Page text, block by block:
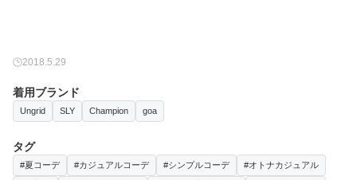
2018.5.29
着用ブランド
Ungrid SLY Champion goa
タグ
#夏コーデ #カジュアルコーデ #シンプルコーデ #オトナカジュアル